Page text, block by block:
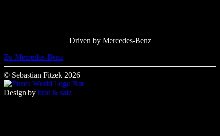
Driven by Mercedes-Benz
Zu Mercedes-Benz
© Sebastian Fitzek 2026
Design by brot & salz